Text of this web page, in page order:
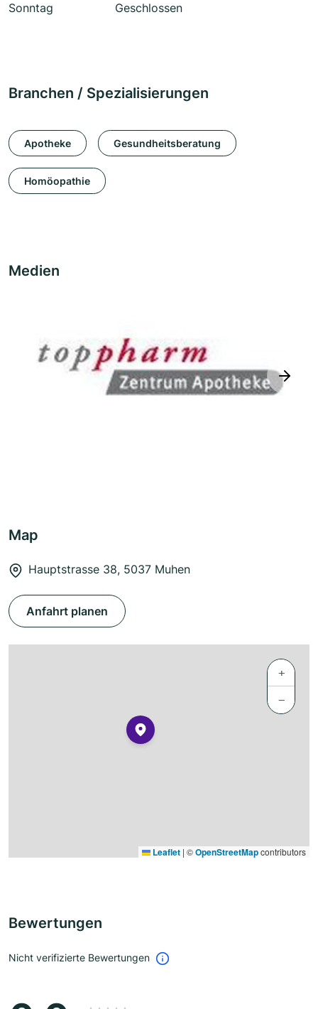
Sonntag
Geschlossen
Branchen / Spezialisierungen
Apotheke Gesundheitsberatung
Homöopathie
Medien
next
Map
Hauptstrasse 38, 5037 Muhen
Anfahrt planen
+
−
Leaflet | ©OpenStreetMapcontributors
Bewertungen
Nicht verifizierte Bewertungen